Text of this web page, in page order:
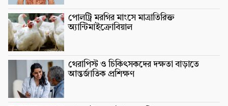
পোলট্রি মরগির মাংসে মাত্রাতিরিক্ত
অ্যান্টিমাইক্রোবিয়াল
থেরাপিস্ট ও চিকিৎসকদের দক্ষতা বাড়াতে
আন্তর্জাতিক প্রশিক্ষণ